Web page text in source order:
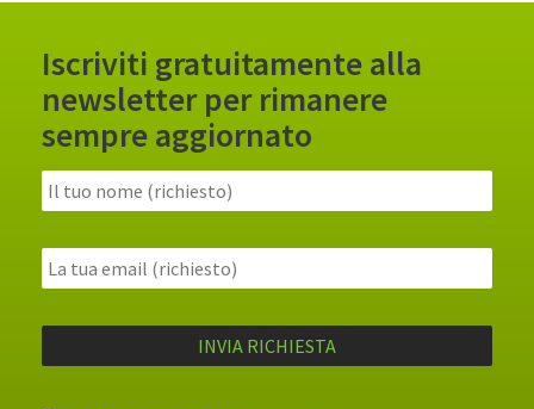
Iscriviti gratuitamente alla
newsletter per rimanere
sempre aggiornato